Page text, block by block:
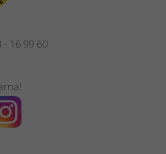
16 99 60